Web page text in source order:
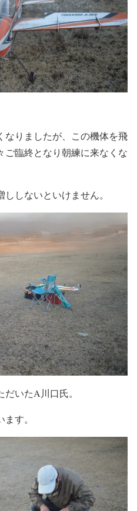
なりましたが、この機体を飛
ご臨終となり朝練に来なくな
しないといけません。
いたA川口氏。
す。